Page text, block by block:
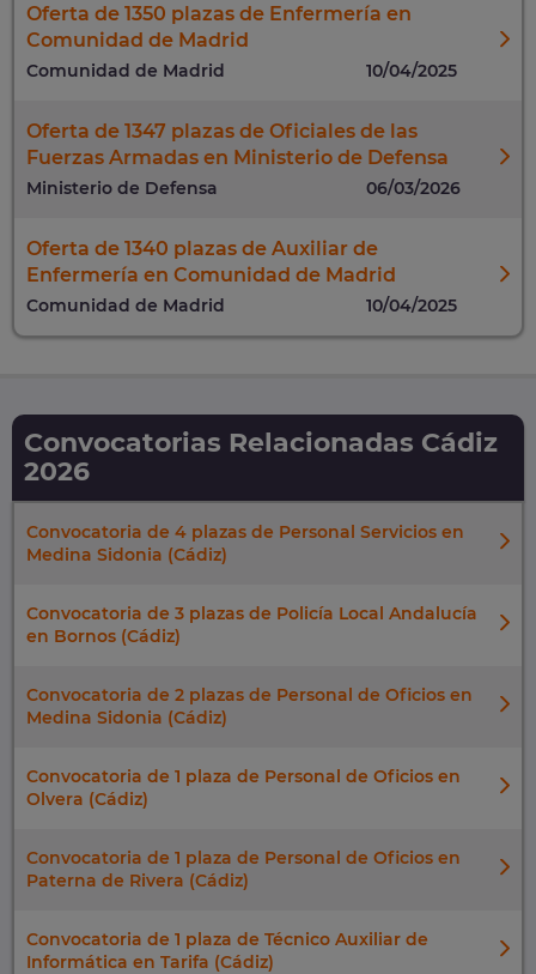
Oferta de 1350 plazas de Enfermería en
Comunidad de Madrid
Comunidad de Madrid 10/04/2025
Oferta de 1347 plazas de Oficiales de las
Fuerzas Armadas en Ministerio de Defensa
Ministerio de Defensa 06/03/2026
Oferta de 1340 plazas de Auxiliar de
Enfermería en Comunidad de Madrid
Comunidad de Madrid 10/04/2025
Convocatorias Relacionadas Cádiz
2026
Convocatoria de 4 plazas de Personal Servicios en
Medina Sidonia (Cádiz)
Convocatoria de 3 plazas de Policía Local Andalucía
en Bornos (Cádiz)
Convocatoria de 2 plazas de Personal de Oficios en
Medina Sidonia (Cádiz)
Convocatoria de 1 plaza de Personal de Oficios en
Olvera (Cádiz)
Convocatoria de 1 plaza de Personal de Oficios en
Paterna de Rivera (Cádiz)
Convocatoria de 1 plaza de Técnico Auxiliar de
Informática en Tarifa (Cádiz)